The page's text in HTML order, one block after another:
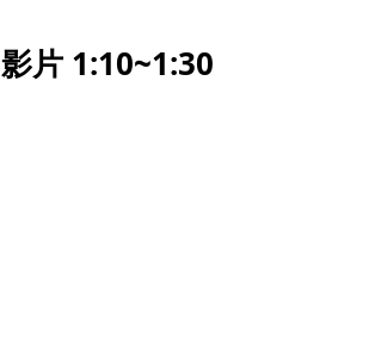
影片 1:10~1:30